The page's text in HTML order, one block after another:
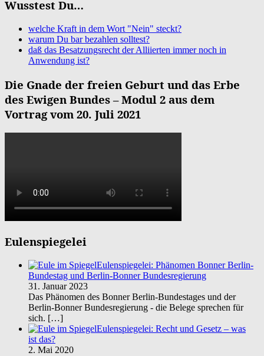
Wusstest Du…
welche Kraft in dem Wort "Nein" steckt?
warum Du bar bezahlen solltest?
daß das Besatzungsrecht der Alliierten immer noch in
Anwendung ist?
Die Gnade der freien Geburt und das Erbe
des Ewigen Bundes – Modul 2 aus dem
Vortrag vom 20. Juli 2021
Eulenspiegelei
Eulenspiegelei: Phänomen Bonner Berlin-
Bundestag und Berlin-Bonner Bundesregierung
31. Januar 2023
Das Phänomen des Bonner Berlin-Bundestages und der
Berlin-Bonner Bundesregierung - die Belege sprechen für
sich. […]
Eulenspiegelei: Recht und Gesetz – was
ist das?
2. Mai 2020